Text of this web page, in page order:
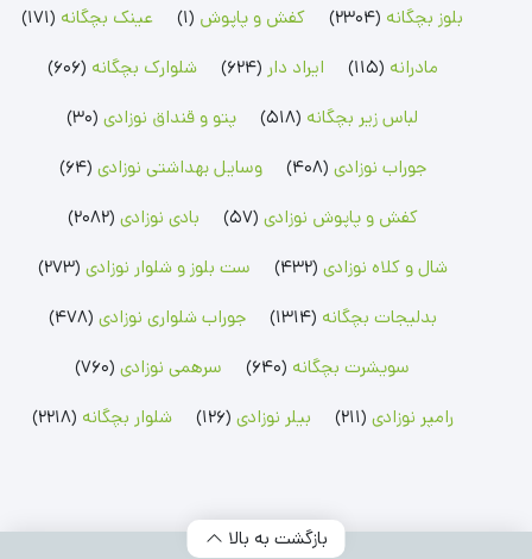
سرهمی پسرانه سرهمی دخترانه سرهمی لیندکس
شلوار پسرانه
سویشرت پسرانه سویشرت دخترانه
رامپر پسرانه
ست بلوز شلوار پسرانه ست بلوز شلوار دخترانه
جوراب پسرانه
بلوز بچگانه (2304) کفش و پاپوش (1) عینک بچگانه (171)
مادرانه (115) ایراد دار (624) شلوارک بچگانه (606)
لباس زیر بچگانه (518) پتو و قنداق نوزادی (30)
جوراب نوزادی (408) وسایل بهداشتی نوزادی (64)
کفش و پاپوش نوزادی (57) بادی نوزادی (2082)
شال و کلاه نوزادی (432) ست بلوز و شلوار نوزادی (273)
بدلیجات بچگانه (1314) جوراب شلواری نوزادی (478)
سویشرت بچگانه (640) سرهمی نوزادی (760)
رامپر نوزادی (211) بیلر نوزادی (126) شلوار بچگانه (2218)
بازگشت به بالا